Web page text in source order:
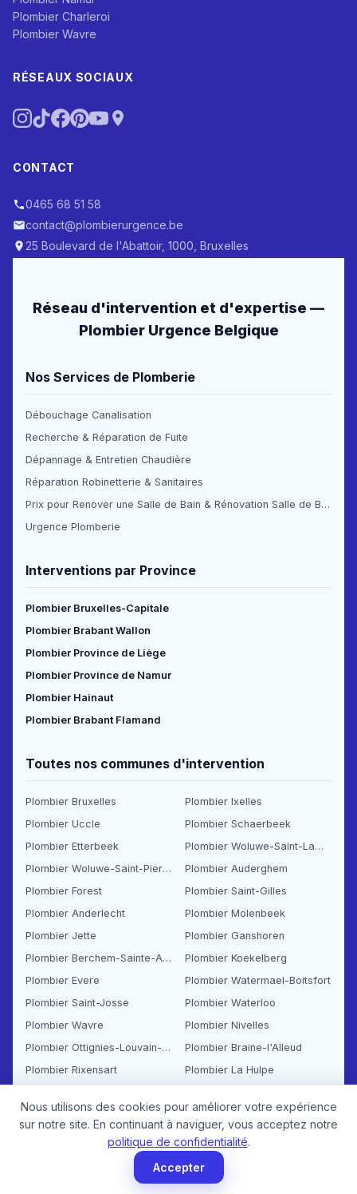
Plombier Charleroi
Plombier Wavre
RÉSEAUX SOCIAUX
CONTACT
0465 68 51 58
contact@plombierurgence.be
25 Boulevard de l'Abattoir, 1000, Bruxelles
Réseau d'intervention et d'expertise —
Plombier Urgence Belgique
Nos Services de Plomberie
Débouchage Canalisation
Recherche & Réparation de Fuite
Dépannage & Entretien Chaudière
Réparation Robinetterie & Sanitaires
Prix pour Renover une Salle de Bain & Rénovation Salle de Bain Prix
Urgence Plomberie
Interventions par Province
Plombier Bruxelles-Capitale
Plombier Brabant Wallon
Plombier Province de Liège
Plombier Province de Namur
Plombier Hainaut
Plombier Brabant Flamand
Toutes nos communes d'intervention
Plombier Bruxelles
Plombier Ixelles
Plombier Uccle
Plombier Schaerbeek
Plombier Etterbeek
Plombier Woluwe-Saint-Lambert
Plombier Woluwe-Saint-Pierre
Plombier Auderghem
Plombier Forest
Plombier Saint-Gilles
Plombier Anderlecht
Plombier Molenbeek
Plombier Jette
Plombier Ganshoren
Plombier Berchem-Sainte-Agathe
Plombier Koekelberg
Plombier Evere
Plombier Watermael-Boitsfort
Plombier Saint-Josse
Plombier Waterloo
Plombier Wavre
Plombier Nivelles
Plombier Ottignies-Louvain-la-Neuve
Plombier Braine-l'Alleud
Plombier Rixensart
Plombier La Hulpe
Plombier Tubize
Plombier Liège
Plombier Herstal
Plombier Ans
Plombier Grâce-Hollogne
Plombier Flémalle
Nous utilisons des cookies pour améliorer votre expérience
sur notre site. En continuant à naviguer, vous acceptez notre
politique de confidentialité
Accepter